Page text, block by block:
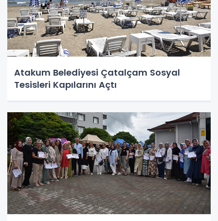
Atakum Belediyesi Çatalçam Sosyal
Tesisleri Kapılarını Açtı